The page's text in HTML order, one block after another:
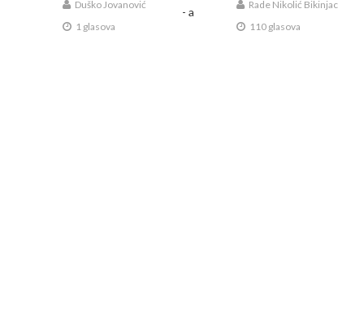
Duško Jovanović
1 glasova
Rade Nikolić Bikinjac
110 glasova